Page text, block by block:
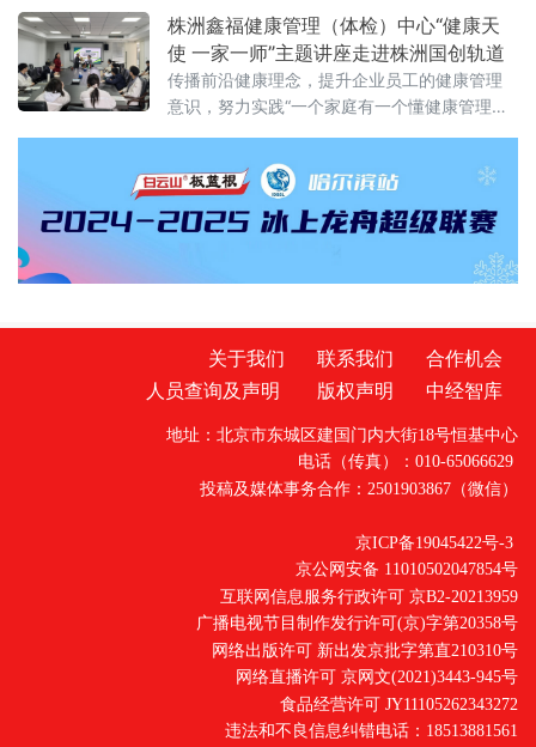
时耐心细致地解答大家所提出的疾病治疗、康
复等方面的问题，让大家享受到专业医疗服
务，将健康与温暖送到职工心间。 据介绍，活
动中，心肺康
株洲鑫福健康管理（体检）中心“健康天
使 一家一师”主题讲座走进株洲国创轨道
传播前沿健康理念，提升企业员工的健康管理
意识，努力实践“一个家庭有一个懂健康管理的
限公司由中车株机牵头，联合
关于我们 联系我们
合作机会
人员查询及声明
版权声明 中经智库
地址：北京市东城区建国门内大街18号恒基中心
电话（传真）：010-65066629
投稿及媒体事务合作：2501903867（微信）
京ICP备19045422号-3
京公网安备 11010502047854号
互联网信息服务行政许可 京B2-20213959
广播电视节目制作发行许可(京)字第20358号
网络出版许可 新出发京批字第直210310号
网络直播许可 京网文(2021)3443-945号
食品经营许可 JY11105262343272
违法和不良信息纠错电话：18513881561